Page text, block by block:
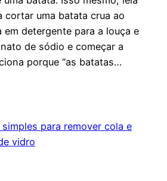
cortar uma batata crua ao
em detergente para a louça e
de sódio e começar a
porque “as batatas…